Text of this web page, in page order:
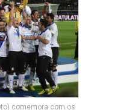
comemora com os